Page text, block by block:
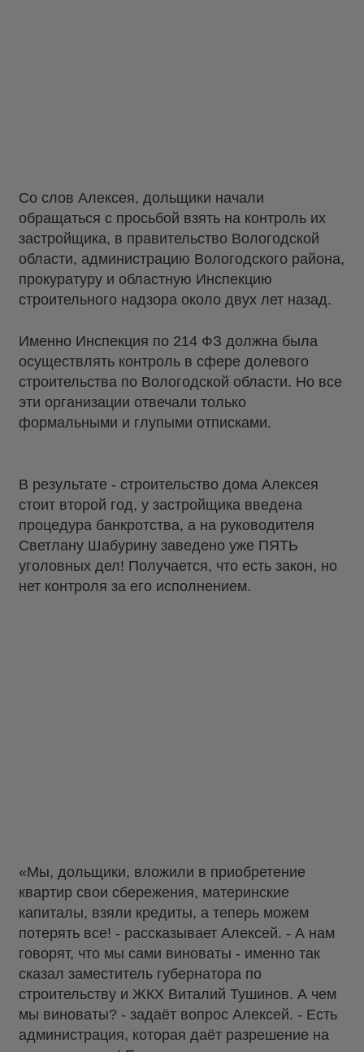
Со слов Алексея, дольщики начали
обращаться с просьбой взять на контроль их
застройщика, в правительство Вологодской
области, администрацию Вологодского района,
прокуратуру и областную Инспекцию
строительного надзора около двух лет назад.
Именно Инспекция по 214 ФЗ должна была
осуществлять контроль в сфере долевого
строительства по Вологодской области. Но все
эти организации отвечали только
формальными и глупыми отписками.
В результате - строительство дома Алексея
стоит второй год, у застройщика введена
процедура банкротства, а на руководителя
Светлану Шабурину заведено уже ПЯТЬ
уголовных дел! Получается, что есть закон, но
нет контроля за его исполнением.
«Мы, дольщики, вложили в приобретение
квартир свои сбережения, материнские
капиталы, взяли кредиты, а теперь можем
потерять все! - рассказывает Алексей. - А нам
говорят, что мы сами виноваты - именно так
сказал заместитель губернатора по
строительству и ЖКХ Виталий Тушинов. А чем
мы виноваты? - задаёт вопрос Алексей. - Есть
администрация, которая даёт разрешение на